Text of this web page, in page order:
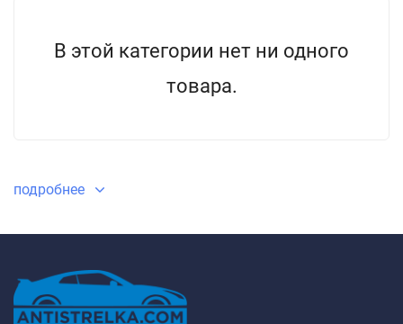
В этой категории нет ни одного
товара.
подробнее